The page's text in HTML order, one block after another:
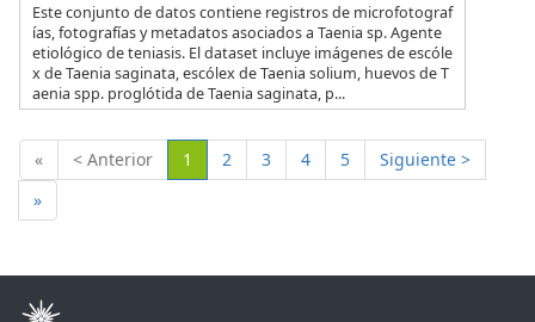
Este conjunto de datos contiene registros de microfotograf
ías, fotografías y metadatos asociados a Taenia sp. Agente
etiológico de teniasis. El dataset incluye imágenes de escóle
x de Taenia saginata, escólex de Taenia solium, huevos de T
aenia spp. proglótida de Taenia saginata, p...
« < Anterior 1 (Actual)
2 3 4 5
Siguiente >
»